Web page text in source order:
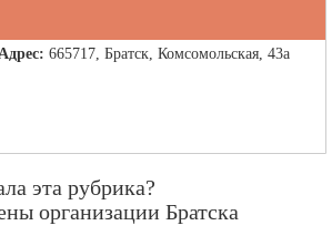
665717, Братск, Комсомольская, 43а
эта рубрика?
организации Братска